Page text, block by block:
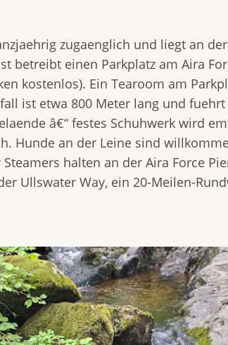
zugaenglich und liegt an
betreibt einen Parkplatz am Aira
kostenlos). Ein Tearoom am
ist etwa 800 Meter lang und
â€“ festes Schuhwerk wird
Hunde an der Leine sind
halten an der Aira Force
Ullswater Way, ein 20-Meilen-